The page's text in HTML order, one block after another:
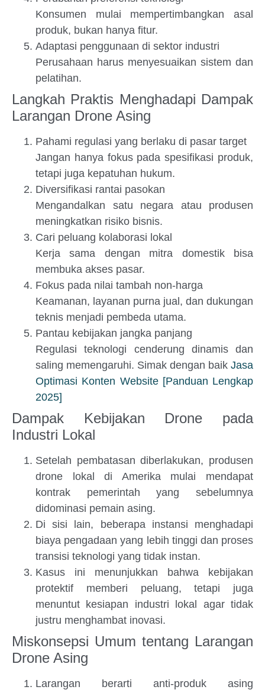
Konsumen mulai mempertimbangkan asal
produk, bukan hanya fitur.
Adaptasi penggunaan di sektor industri
Perusahaan harus menyesuaikan sistem dan
pelatihan.
Langkah Praktis Menghadapi Dampak
Larangan Drone Asing
Pahami regulasi yang berlaku di pasar target
Jangan hanya fokus pada spesifikasi produk,
tetapi juga kepatuhan hukum.
Diversifikasi rantai pasokan
Mengandalkan satu negara atau produsen
meningkatkan risiko bisnis.
Cari peluang kolaborasi lokal
Kerja sama dengan mitra domestik bisa
membuka akses pasar.
Fokus pada nilai tambah non-harga
Keamanan, layanan purna jual, dan dukungan
teknis menjadi pembeda utama.
Pantau kebijakan jangka panjang
Regulasi teknologi cenderung dinamis dan
saling memengaruhi. Simak dengan baik Jasa
Optimasi Konten Website [Panduan Lengkap
2025]
Dampak Kebijakan Drone pada
Industri Lokal
Setelah pembatasan diberlakukan, produsen
drone lokal di Amerika mulai mendapat
kontrak pemerintah yang sebelumnya
didominasi pemain asing.
Di sisi lain, beberapa instansi menghadapi
biaya pengadaan yang lebih tinggi dan proses
transisi teknologi yang tidak instan.
Kasus ini menunjukkan bahwa kebijakan
protektif memberi peluang, tetapi juga
menuntut kesiapan industri lokal agar tidak
justru menghambat inovasi.
Miskonsepsi Umum tentang Larangan
Drone Asing
Larangan berarti anti-produk asing